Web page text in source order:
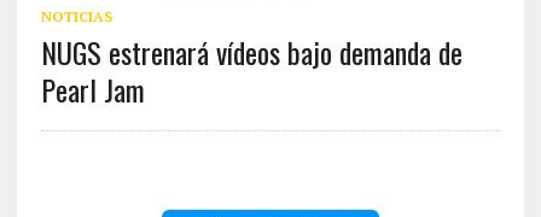
NOTICIAS
NUGS estrenará vídeos bajo demanda de
Pearl Jam